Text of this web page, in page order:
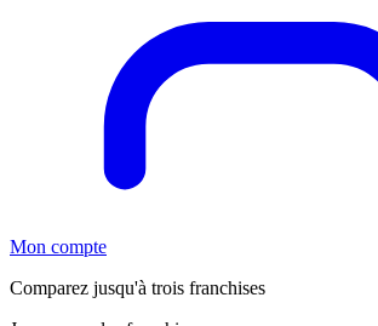
Mon compte
Comparez jusqu'à trois franchises